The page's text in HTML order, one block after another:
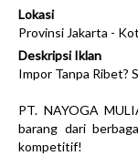
Lokasi
Provinsi Jakarta -
Deskripsi Iklan
Impor Tanpa Ribet?
PT. NAYOGA
barang dari
kompetitif!